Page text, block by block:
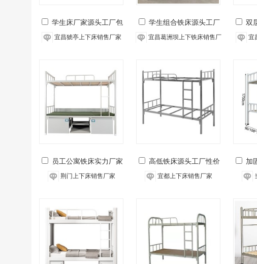
学生床厂家源头工厂包
运输
宜昌猇亭上下床销售厂家
学生组合铁床源头工厂
支持定制
宜昌葛洲坝上下铁床销售厂
双
宜
员工公寓铁床实力厂家
结实耐用
荆门上下床销售厂家
高低铁床源头工厂性价
比高
宜都上下床销售厂家
加